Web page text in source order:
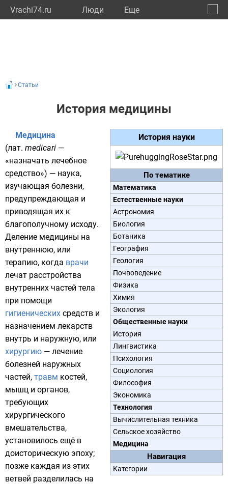
Vrachi74.ru Люди Eще
Статьи
История медицины
История науки
По тематике
Математика
Естественные науки
Астрономия
Биология
Ботаника
География
Геология
Почвоведение
Физика
Химия
Экология
Общественные науки
История
Лингвистика
Психология
Социология
Философия
Экономика
Технология
Вычислительная техника
Сельское хозяйство
Медицина
Навигация
Категории
Медицина
(лат. medicari —
«назначать лечебное
средство») — наука,
изучающая болезни,
предупреждающая и
приводящая их к
благополучному исходу.
Деление медицины на
внутреннюю, или
терапию, когда врачи
лечат расстройства
внутренних частей тела
при помощи
гигиенических средств и
назначением лекарств
внутрь и наружную, или
хирургию — лечение
болезней наружных
частей, травм костей,
мышц и органов,
требующих
хирургического
вмешательства,
установилось ещё в
доисторическую эпоху;
позже каждая из этих
ветвей разделилась на